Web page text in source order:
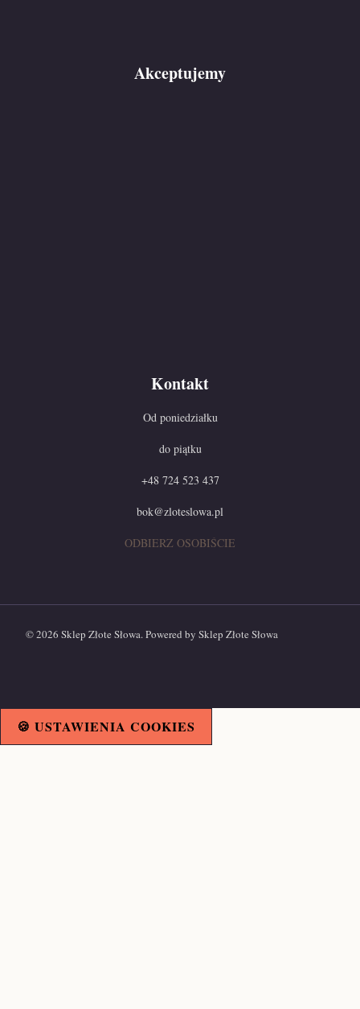
Akceptujemy
Kontakt
Od poniedziałku
do piątku
+48 724 523 437
bok@zloteslowa.pl
ODBIERZ OSOBIŚCIE
© 2026 Sklep Złote Słowa. Powered by Sklep Złote Słowa
🍪 USTAWIENIA COOKIES